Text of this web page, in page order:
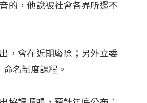
的，他說被社會各界所還不
，會在近期廢除；另外立委
名制度課程。